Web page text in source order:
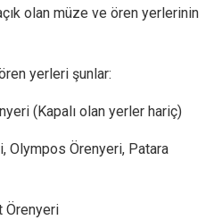
olan müze ve ören yerlerinin
yerleri şunlar:
(Kapalı olan yerler hariç)
Olympos Örenyeri, Patara
Örenyeri